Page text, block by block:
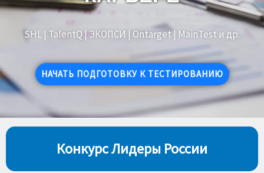
SHL | TalentQ | ЭКОПСИ | Ontarget | MainTest и др.
НАЧАТЬ ПОДГОТОВКУ К ТЕСТИРОВАНИЮ
Конкурс Лидеры России